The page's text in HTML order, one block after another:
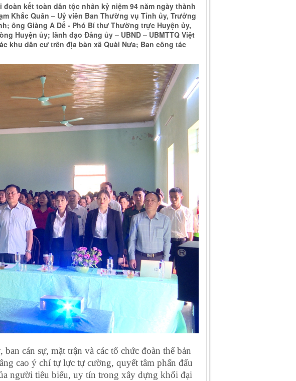
kết toàn dân tộc nhân kỷ niệm 94 năm ngày thành
Khắc Quân – Uỷ viên Ban Thường vụ Tỉnh ủy, Trưởng
ông Giàng A Dế - Phó Bí thư Thường trực Huyện ủy,
Huyện ủy; lãnh đạo Đảng ủy – UBND – UBMTTQ Việt
khu dân cư trên địa bàn xã Quài Nưa; Ban công tác
cán sự, mặt trận và các tổ chức đoàn thể bản
cao ý chí tự lực tự cường, quyết tâm phấn đấu
người tiêu biểu, uy tín trong xây dựng khối đại